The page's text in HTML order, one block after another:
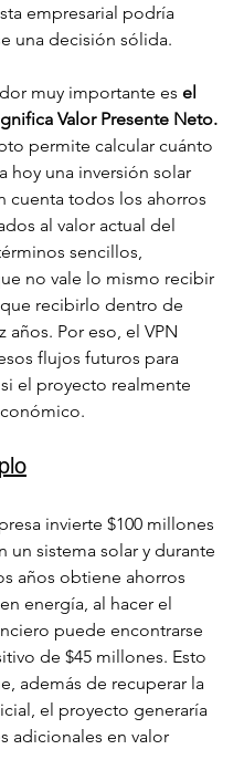
empresarial podría
una decisión sólida.
muy importante es el
Valor Presente Neto.
permite calcular cuánto
hoy una inversión solar
cuenta todos los ahorros
al valor actual del
sencillos,
no vale lo mismo recibir
recibirlo dentro de
años. Por eso, el VPN
flujos futuros para
el proyecto realmente
invierte $100 millones
un sistema solar y durante
años obtiene ahorros
energía, al hacer el
puede encontrarse
de $45 millones. Esto
además de recuperar la
el proyecto generaría
adicionales en valor